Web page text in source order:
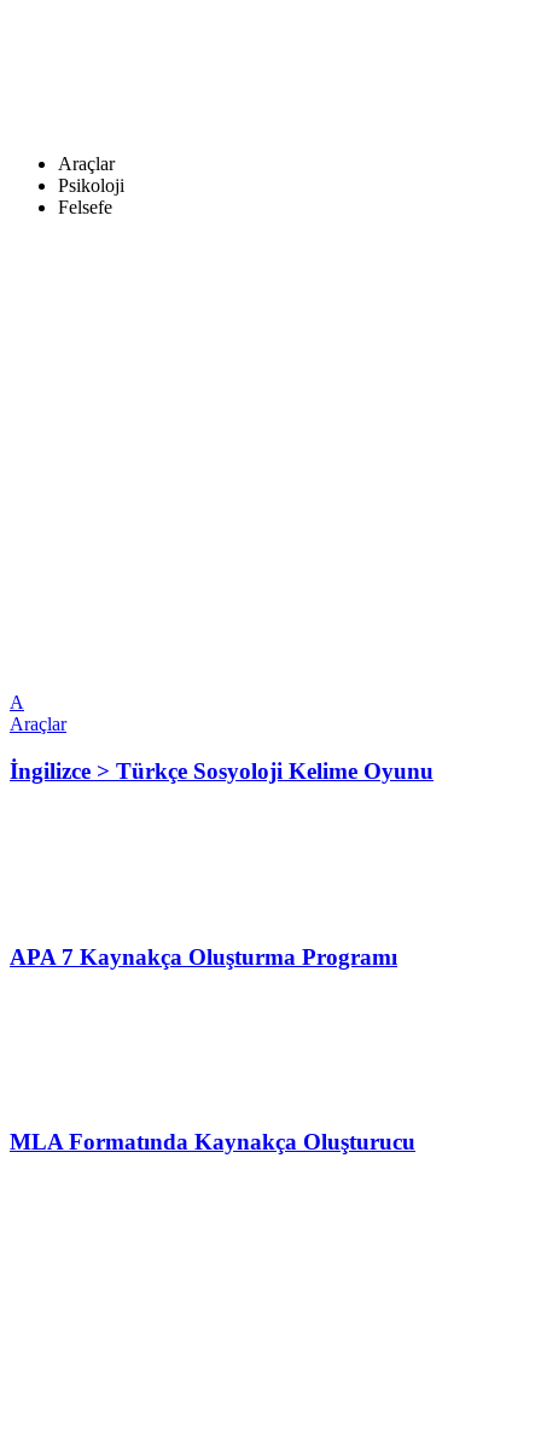
Araçlar
Psikoloji
Felsefe
A
Araçlar
İngilizce > Türkçe Sosyoloji Kelime Oyunu
APA 7 Kaynakça Oluşturma Programı
MLA Formatında Kaynakça Oluşturucu